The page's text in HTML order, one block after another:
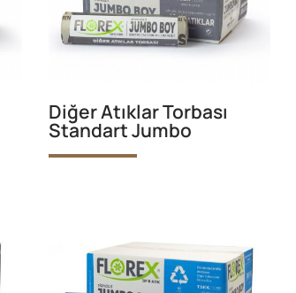
Diğer Atıklar Torbası
Standart Jumbo